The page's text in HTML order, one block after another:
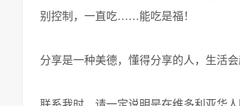
别控制，一直吃……能吃是福！
分享是一种美德，懂得分享的人，生活会